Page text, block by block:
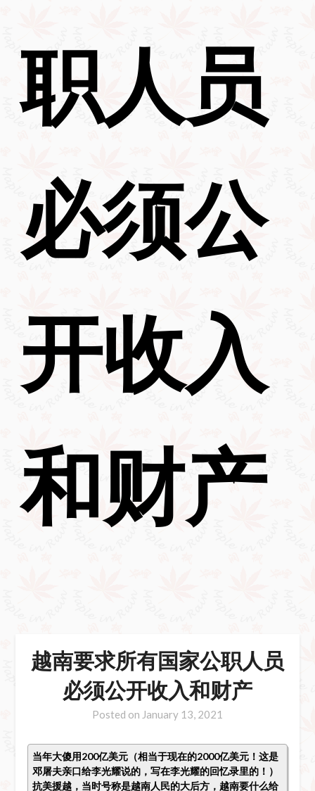
职人员
必须公
开收入
和财产
越南要求所有国家公职人员
必须公开收入和财产
Posted on January 13, 2021
当年大傻用200亿美元（相当于现在的2000亿美元！这是
邓屠夫亲口给李光耀说的，写在李光耀的回忆录里的！）
抗美援越，当时号称是越南人民的大后方，越南要什么给